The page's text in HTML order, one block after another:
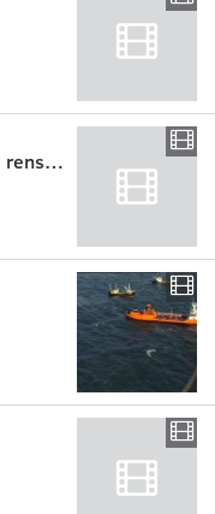
Miljø for milliarder (3:3) Danmark til rensning